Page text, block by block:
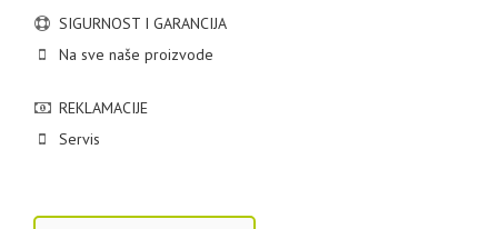
SIGURNOST I GARANCIJA
Na sve naše proizvode
REKLAMACIJE
Servis